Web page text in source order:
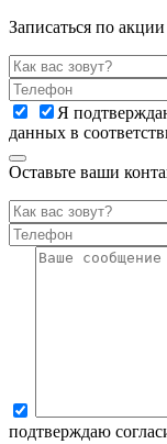
Записаться по акции
Я
данных в
Оставьте ваши
подтверждаю